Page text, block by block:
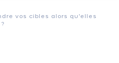
vos cibles alors qu'elles